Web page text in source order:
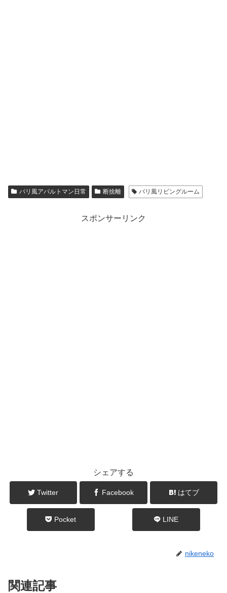
パリ風アパルトマン日常 断捨離 パリ風リビングルーム
スポンサーリンク
シェアする
Twitter Facebook はてブ
Pocket LINE
nikeneko
関連記事